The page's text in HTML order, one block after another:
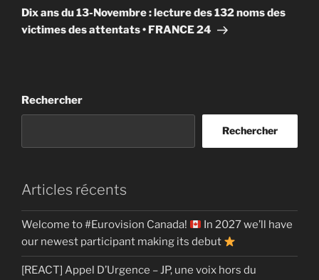
suivant
Dix ans du 13-Novembre : lecture des 132 noms des
victimes des attentats • FRANCE 24
Rechercher
Rechercher
Articles récents
Welcome to #Eurovision Canada!
In 2027 we’ll have
our newest participant making its debut
[REACT] Appel D’Urgence – JP, une voix hors du